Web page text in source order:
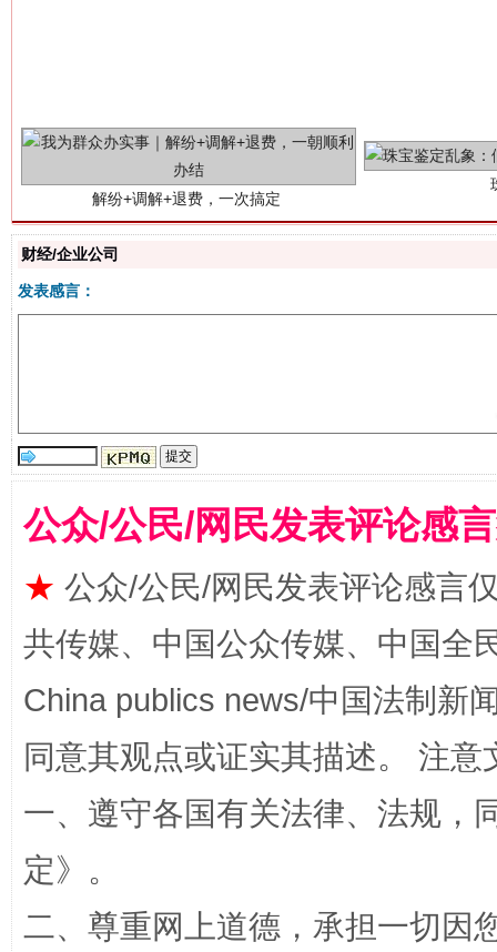
漫山遍野的桃花与雪山、麦地、白藏房 除
财经/企业公司
发表感言：
公众/公民/网民发表评论感
★ 公众/公民/网民发表评论感言
共传媒、中国公众传媒、中国全
China publics news/中国法制新
同意其观点或证实其描述。 注
一、遵守各国有关法律、法规，
定》。
二、尊重网上道德，承担一切因